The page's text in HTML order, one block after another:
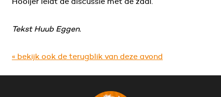
Tekst Huub Eggen.
« bekijk ook de terugblik van deze avond